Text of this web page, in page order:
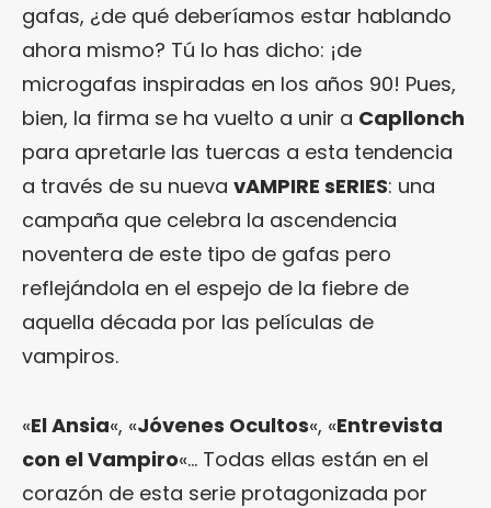
gafas, ¿de qué deberíamos estar hablando
ahora mismo? Tú lo has dicho: ¡de
microgafas inspiradas en los años 90! Pues,
bien, la firma se ha vuelto a unir a Capllonch
para apretarle las tuercas a esta tendencia
a través de su nueva vAMPIRE sERIES: una
campaña que celebra la ascendencia
noventera de este tipo de gafas pero
reflejándola en el espejo de la fiebre de
aquella década por las películas de
vampiros.
«El Ansia«, «Jóvenes Ocultos«, «Entrevista
con el Vampiro«… Todas ellas están en el
corazón de esta serie protagonizada por